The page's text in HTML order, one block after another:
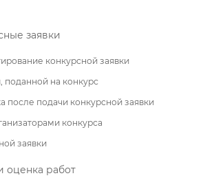
заявки
конкурсной заявки
поданной на конкурс
после подачи конкурсной заявки
конкурса
заявки
оценка работ